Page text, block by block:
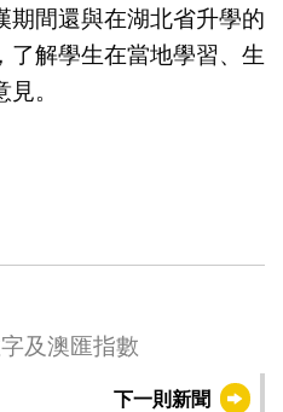
期間還與在湖北省升學的
了解學生在當地學習、生
。
及澳匯指數
下一則新聞